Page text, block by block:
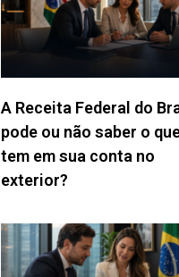
A Receita Federal do
pode ou não saber o
tem em sua conta no
exterior?